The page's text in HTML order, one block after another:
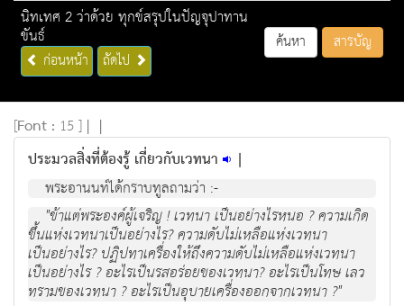
นิทเทศ 2 ว่าด้วย ทุกข์สรุปในปัญจุปาทาน
ขันธ์
ก่อนหน้า ถัดไป
ค้นหา สารบัญ
[Font : 15 ] | |
ประมวลสิ่งที่ต้องรู้ เกี่ยวกับเวทนา |
พระอานนทไดกราบทูลถามวา :-
"ขาแตพระองคผูเจริญ ! เวทนา เปนอยางไรหนอ ? ความเกิด
ขึ้นแหงเวทนาเปนอยางไร? ความดับไมเหลือแหงเวทนา
เปนอยางไร? ปฏิปทาเครื่องใหถึงความดับไมเหลือแหงเวทนา
เปนอยางไร ? อะไรเปนรสอรอยของเวทนา? อะไรเปนโทษ เลว
ทรามของเวทนา ? อะไรเปนอุบายเครื่องออกจากเวทนา ?"